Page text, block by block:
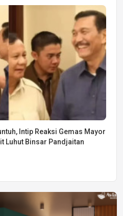
Intip Reaksi Gemas Mayor
Luhut Binsar Pandjaitan